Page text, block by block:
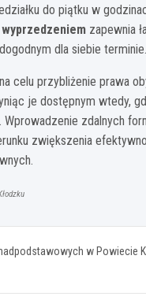
do piątku w
zapewnia
dla siebie terminie.
celu przybliżenie prawa
je dostępnym wtedy,
zdalnych
zwiększenia
w Powiecie